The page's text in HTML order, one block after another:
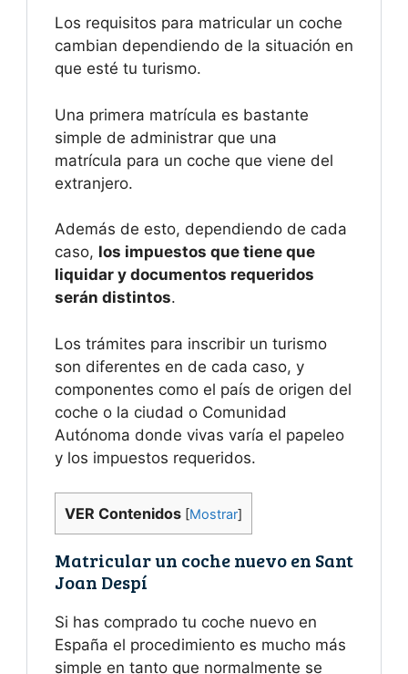
Los requisitos para matricular un coche
cambian dependiendo de la situación en
que esté tu turismo.
Una primera matrícula es bastante
simple de administrar que una
matrícula para un coche que viene del
extranjero.
Además de esto, dependiendo de cada
caso, los impuestos que tiene que
liquidar y documentos requeridos
serán distintos.
Los trámites para inscribir un turismo
son diferentes en de cada caso, y
componentes como el país de origen del
coche o la ciudad o Comunidad
Autónoma donde vivas varía el papeleo
y los impuestos requeridos.
VER Contenidos [Mostrar]
Matricular un coche nuevo en Sant
Joan Despí
Si has comprado tu coche nuevo en
España el procedimiento es mucho más
simple en tanto que normalmente se